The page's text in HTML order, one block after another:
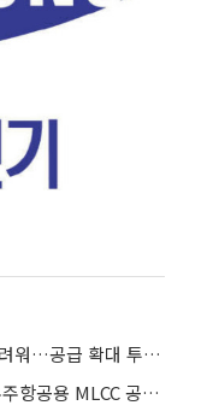
삼성전기 “FC-BGA 수요 소화하기 어려워…공급 확대 투자 검토 중”
삼성전기 “글로벌 주요 고객사들에 우주항공용 MLCC 공급 중”